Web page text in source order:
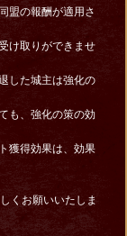
盟の報酬が適用さ
け取りができませ
した城主は強化の
も、強化の策の効
獲得効果は、効果
くお願いいたしま